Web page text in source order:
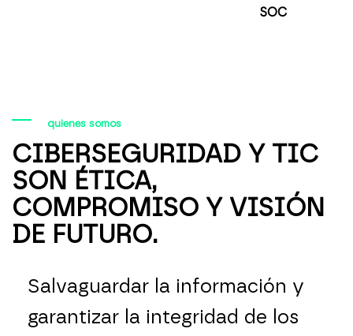
SOC
quienes somos
CIBERSEGURIDAD Y TIC
SON ÉTICA,
COMPROMISO Y VISIÓN
DE FUTURO.
Salvaguardar la información y
garantizar la integridad de los